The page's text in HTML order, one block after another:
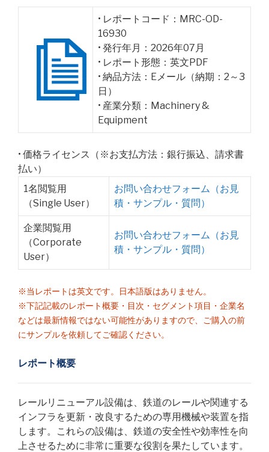
• レポートコード：MRC-OD-
16930
• 発行年月：2026年07月
• レポート形態：英文PDF
• 納品方法：Eメール（納期：2～3
日）
• 産業分類：Machinery &
Equipment
• 価格ライセンス（※お支払方法：銀行振込、請求書
払い）
1名閲覧用
（Single User）
お問い合わせフォーム（お見
積・サンプル・質問）
企業閲覧用
（Corporate
User）
お問い合わせフォーム（お見
積・サンプル・質問）
※当レポートは英文です。日本語版はありません。
※下記記載のレポート概要・目次・セグメント項目・企業名
などは最新情報ではない可能性がありますので、ご購入の前
にサンプルを依頼してご確認ください。
レポート概要
レールリニューアル設備は、鉄道のレールや関連する
インフラを更新・改良するための専用機械や装置を指
します。これらの設備は、鉄道の安全性や効率性を向
上させるために非常に重要な役割を果たしています。